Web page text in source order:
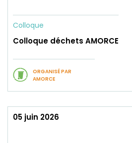
Colloque
Colloque déchets AMORCE
ORGANISÉ PAR
AMORCE
05 juin 2026